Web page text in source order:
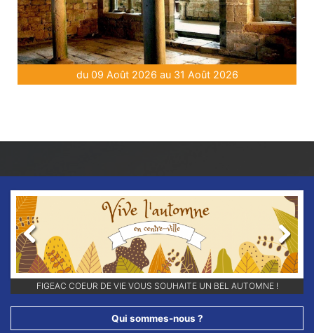
du 09 Août 2026 au 31 Août 2026
FIGEAC COEUR DE VIE VOUS SOUHAITE UN BEL AUTOMNE !
RETROUVEZ-NOUS SUR NOS RÉSEAUX SOCIAUX ET ABONNEZ-VOUS
POUR NE RIEN LOUPER DE NOS ANIMATIONS !!
Previous Next
Qui sommes-nous ?